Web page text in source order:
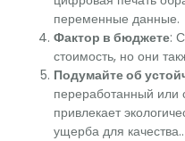
переменные данные.
Фактор в бюджете:
стоимость, но они
Подумайте об
переработанный или
привлекает
ущерба для качества..